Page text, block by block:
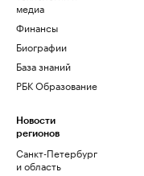
медиа
Финансы
Биографии
База знаний
РБК Образование
Новости
регионов
Санкт-Петербург
и область